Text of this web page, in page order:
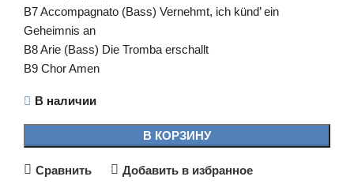
B7 Accompagnato (Bass) Vernehmt, ich künd’ ein
Geheimnis an
B8 Arie (Bass) Die Tromba erschallt
B9 Chor Amen
В наличии
В КОРЗИНУ
Сравнить Добавить в избранное